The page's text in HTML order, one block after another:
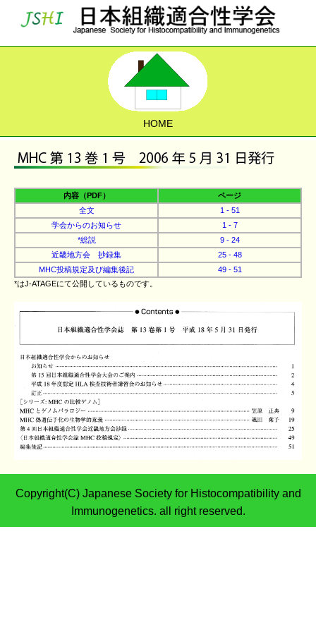
HOME
内容（PDF）
ページ
全文
1 - 51
学会からのお知らせ
1 - 7
*総説
9 - 24
近畿地方会 抄録集
25 - 48
MHC投稿規定及び編集後記
49 - 51
*はJ-ATAGEにて公開しているものです。
Copyright(C) Japanese Society for Histocompatibility and
Immunogenetics. all right reserved.